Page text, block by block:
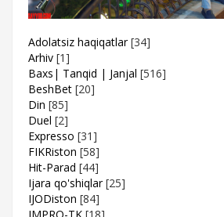
Adolatsiz haqiqatlar [34]
Arhiv [1]
Baxs| Tanqid | Janjal [516]
BeshBet [20]
Din [85]
Duel [2]
Expresso [31]
FIKRiston [58]
Hit-Parad [44]
Ijara qo'shiqlar [25]
IJODiston [84]